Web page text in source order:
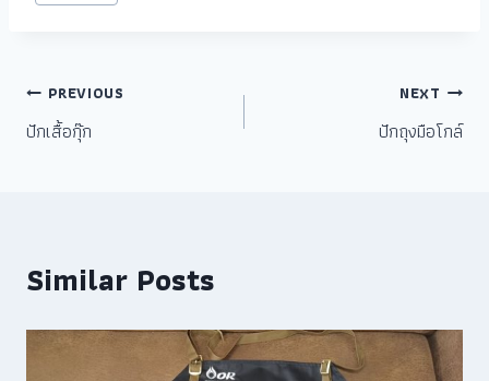
PREVIOUS
ปักเสื้อกุ๊ก
NEXT
ปักถุงมือโกล์
Similar Posts